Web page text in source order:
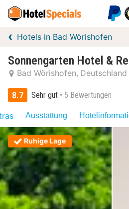
Hotels in Bad Wörishofen
Sonnengarten Hotel &
Bad Wörishofen Deutschland
8.7 Sehr gut 5 Bewertungen
Ausstattung
Ruhige Lage